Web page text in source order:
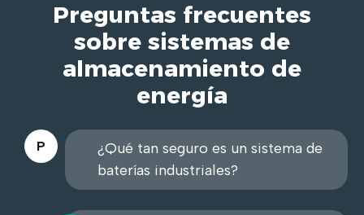
Preguntas frecuentes
sobre sistemas de
almacenamiento de
energía
¿Qué tan seguro es un sistema de
baterías industriales?